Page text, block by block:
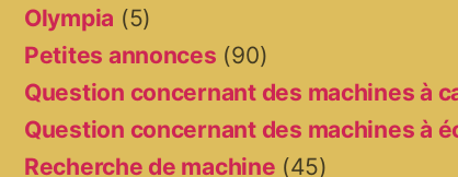
Olympia (5)
Petites annonces (90)
Question concernant des machines à
Question concernant des machines à
Recherche de machine (45)